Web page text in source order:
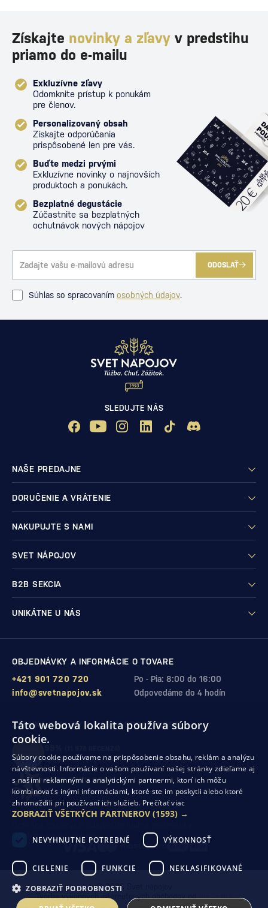
Získajte novinky a zľavy v predstihu
priamo do e-mailu
Exkluzívne zľavy
Odomknite prístup k ponukám
pre členov.
Personalizovaný obsah
Získajte odporúčania
prispôsobené len pre vás.
Buďte medzi prvými
Exkluzívne novinky o najnovších
produktoch a ponukách.
Bezplatné degustácie
Zúčastnite sa bezplatných
ochutnávok nových nápojov
ODOSLAŤ
Súhlas so spracovaním osobných údajov.
SLEDUJTE NÁS
NAŠE PREDAJNE
DORUČENIE A VRÁTENIE
NAKUPUJTE S NAMI
SVET NÁPOJOV
B2B SEKCIA
UNIKÁTNE U NÁS
OBJEDNÁVKY A INFORMÁCIE O TOVARE
Po - Pia: 8:00 do 16:00
+421 901 720 720
Odpovedáme do 4 hodín
info@svetnapojov.sk
ZÁRUKA KVALITY A VAŠEJ SPOKOJNOSTI
zákazníkov odporúča nákup v našom obchode
SHOP ROKU 2024
10. rok po sebesme získali ocenenie od Heureka
Odstúpenie od zmluvy
© 2026 Svet nápojov
Tvorba výkonných internetových obchodov odRIESENIA
Táto webová lokalita používa súbory
cookie.
Súbory cookie používame na prispôsobenie obsahu, reklám a analýzu
návštevnosti. Informácie o vašom používaní našej stránky zdieľame aj
s našimi reklamnými a analytickými partnermi, ktorí ich môžu
kombinovať s inými informáciami, ktoré ste im poskytli alebo ktoré
zhromaždili pri používaní ich služieb. Prečítať viac
ZOBRAZIŤ VŠETKÝCH PARTNEROV (1593) →
NEVYHNUTNE POTREBNÉ VÝKONNOSŤ
CIELENIE FUNKCIE NEKLASIFIKOVANÉ
ZOBRAZIŤ PODROBNOSTI